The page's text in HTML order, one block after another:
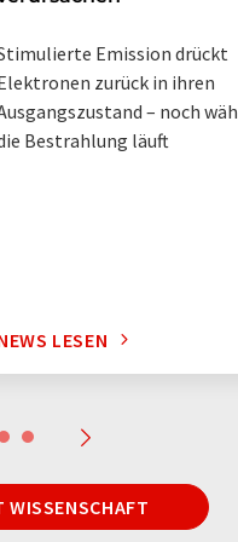
Emission drückt
zurück in ihren
– noch
Bestrahlung läuft
LESEN
WISSENSCHAFT